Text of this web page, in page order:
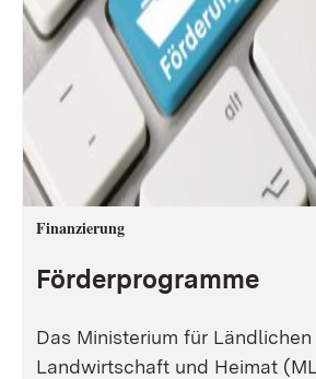
Finanzierung
Förderprogramme
Das Ministerium für Ländlichen
Landwirtschaft und Heimat